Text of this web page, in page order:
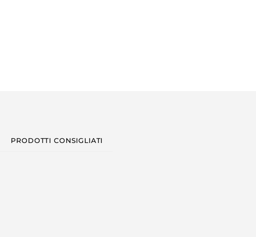
PRODOTTI CONSIGLIATI